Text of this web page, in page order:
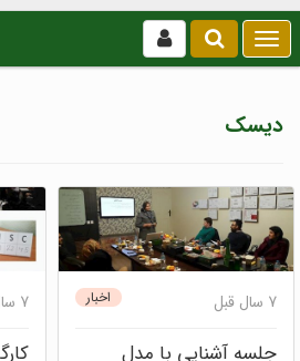
بازکردن
/
دیسک
اخبار 7 سال قبل
جلسه آشنایی با مدل
7 سال قبل